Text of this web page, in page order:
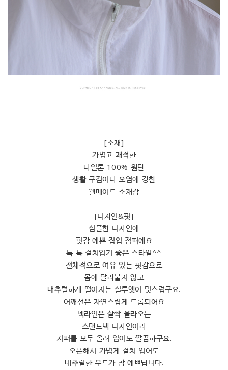
[소재]
가볍고 쾌적한
나일론 100% 원단
생활 구김이나 오염에 강한
웰메이드 소재감
[디자인&핏]
심플한 디자인에
핏감 예쁜 집업 점퍼예요
툭 툭 걸쳐입기 좋은 스타일^^
전체적으로 여유 있는 핏감으로
몸에 달라붙지 않고
내추럴하게 떨어지는 실루엣이 멋스럽구요.
어깨선은 자연스럽게 드롭되어요
넥라인은 살짝 올라오는
스탠드넥 디자인이라
지퍼를 모두 올려 입어도 깔끔하구요.
오픈해서 가볍게 걸쳐 입어도
내추럴한 무드가 참 예쁘답니다.